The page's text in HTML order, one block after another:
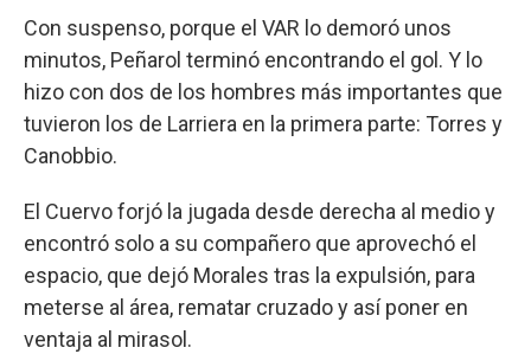
Con suspenso, porque el VAR lo demoró unos
minutos, Peñarol terminó encontrando el gol. Y lo
hizo con dos de los hombres más importantes que
tuvieron los de Larriera en la primera parte: Torres y
Canobbio.
El Cuervo forjó la jugada desde derecha al medio y
encontró solo a su compañero que aprovechó el
espacio, que dejó Morales tras la expulsión, para
meterse al área, rematar cruzado y así poner en
ventaja al mirasol.